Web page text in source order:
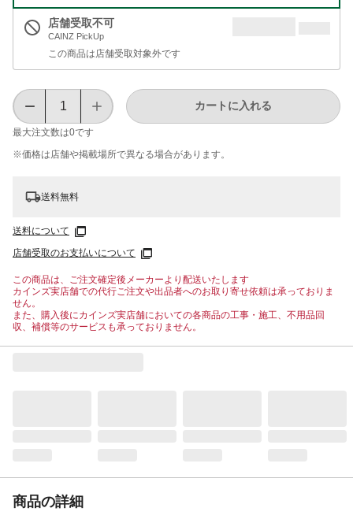
店舗受取不可
CAINZ PickUp
この商品は店舗受取対象外です
最大注文数は0です
カートに入れる
※価格は​店舗や​掲載場所で​異なる​場合が​あります。
送料無料
送料について
店舗受取のお支払いについて
この商品は、ご注文確定後メーカーより配送いたします
カインズ実店舗での代行ご注文や出品者へのお取り寄せ依頼は承っておりま
せん。
また、購入後にカインズ実店舗においての各商品の工事・施工、不用品回
収、補償等のサービスも承っておりません。
商品の詳細